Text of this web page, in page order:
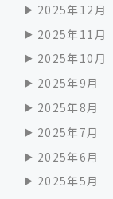
2025年12月
2025年11月
2025年10月
2025年9月
2025年8月
2025年7月
2025年6月
2025年5月